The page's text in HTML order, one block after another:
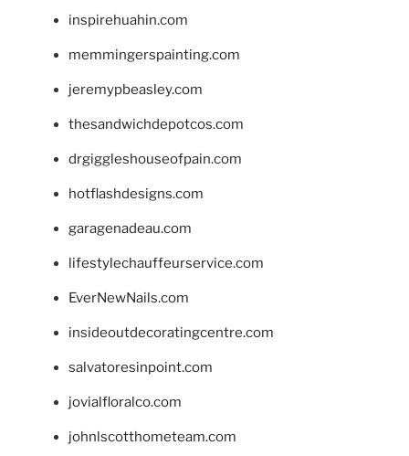
inspirehuahin.com
memmingerspainting.com
jeremypbeasley.com
thesandwichdepotcos.com
drgiggleshouseofpain.com
hotflashdesigns.com
garagenadeau.com
lifestylechauffeurservice.com
EverNewNails.com
insideoutdecoratingcentre.com
salvatoresinpoint.com
jovialfloralco.com
johnlscotthometeam.com